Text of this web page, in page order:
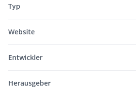
Typ
Website
Entwickler
Herausgeber